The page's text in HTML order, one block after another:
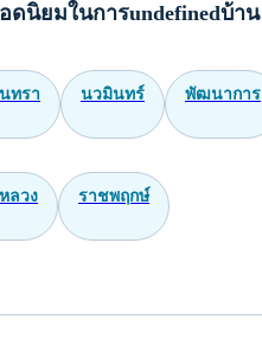
ดนิยมในการundefinedบ้าน
ทรา นวมินทร์ พัฒนาการ
ลวง ราชพฤกษ์